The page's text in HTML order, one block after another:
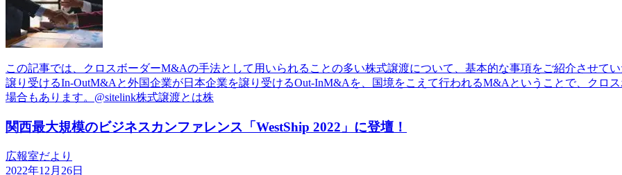
この記事では、クロスボーダーM&Aの手法として用いられることの多い株式譲渡について、基本的な事項をご紹介させて
譲り受けるIn-OutM&Aと外国企業が日本企業を譲り受けるOut-InM&Aを、国境をこえて行われるM&Aということで、クロ
場合もあります。@sitelink株式譲渡とは株
関西最大規模のビジネスカンファレンス「WestShip 2022」に登壇！
広報室だより
2022年12月26日